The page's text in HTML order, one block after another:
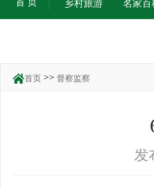
乡村旅游 名家百
首页 >> 督察监察
发